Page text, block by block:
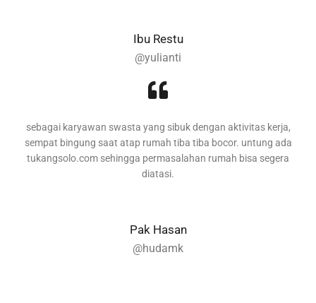
Ibu Restu
@yulianti
sebagai karyawan swasta yang sibuk dengan aktivitas kerja,
sempat bingung saat atap rumah tiba tiba bocor. untung ada
tukangsolo.com sehingga permasalahan rumah bisa segera
diatasi.
Pak Hasan
@hudamk